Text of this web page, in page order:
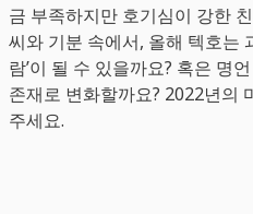
금 부족하지만 호기심이 강한
씨와 기분 속에서, 올해 텍호는
람’이 될 수 있을까요? 혹은 명
존재로 변화할까요? 2022년의
주세요.